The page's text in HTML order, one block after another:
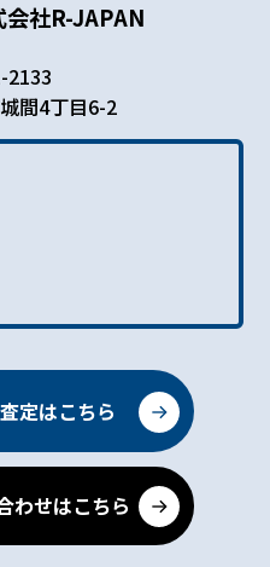
社R-JAPAN
2133
間4丁目6-2
定はこちら
わせはこちら